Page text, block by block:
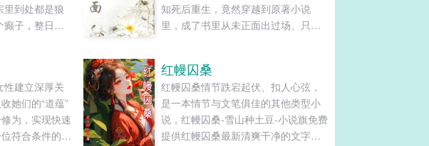
里到处都是狼
子，整日里
力狂，她修
“还我漂漂
来眼去剑”、无
知死后重生，竟然穿越到原著小说
里，成了书里从未正面出过场、只活
掉的那个酱油好嘛！为了悲剧不再重
演，谢知微只好与系统一道，开始了
苦逼的抢（作）戏（死）之路。系
统：主角要拜师，所以师尊的戏……
谢知微：放着我来。系统：主角要升
性建立深厚关
她们的“道蕴”
为，实现快速
符合条件的女
红幔囚桑
红幔囚桑情节跌宕起伏、扣人心弦，
是一本情节与文笔俱佳的其他类型小
说，红幔囚桑-雪山种土豆-小说旗免费
提供红幔囚桑最新清爽干净的文字章